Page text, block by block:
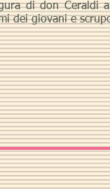
di don Ceraldi
dei giovani e